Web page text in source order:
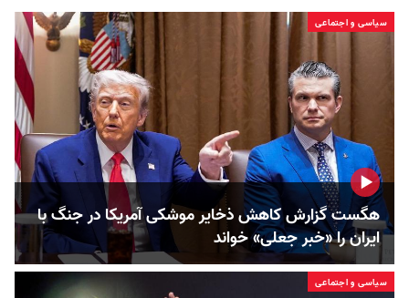
سیاسی و اجتماعی
هگست گزارش کاهش ذخایر موشکی آمریکا در جنگ با
ایران را «خبر جعلی» خواند
سیاسی و اجتماعی